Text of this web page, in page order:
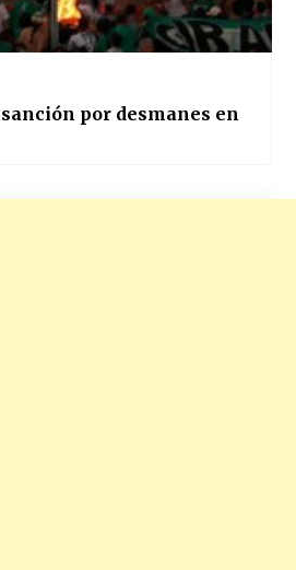
por desmanes en